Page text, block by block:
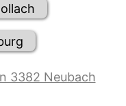
3382 Neubach